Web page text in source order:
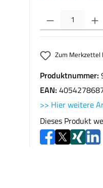
Produkt Anzahl: Gib
Zum Merkzettel
Produktnummer:
EAN:
>> Hier weitere
Dieses Produkt